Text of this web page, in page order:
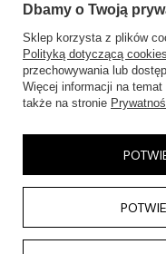
OBSŁUGA KLIENTA
AKTUALNOŚCI
Dbamy o Twoją
Sklep korzysta z plików
Polityką dotyczącą cookies
przechowywania lub
Więcej informacji na
także na stronie